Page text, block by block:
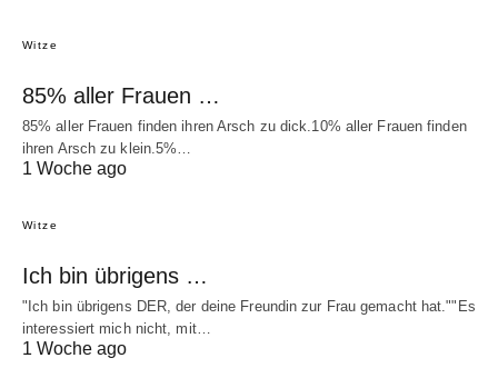
Witze
85% aller Frauen …
85% aller Frauen finden ihren Arsch zu dick.10% aller Frauen finden
ihren Arsch zu klein.5%…
1 Woche ago
Witze
Ich bin übrigens …
"Ich bin übrigens DER, der deine Freundin zur Frau gemacht hat.""Es
interessiert mich nicht, mit…
1 Woche ago